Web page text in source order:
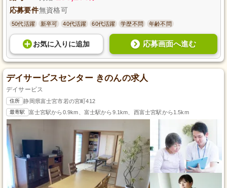
応募要件無資格可
50代活躍 新卒可 40代活躍 60代活躍 学歴不問 年齢不問
お気に入り に追加 応募画面へ進む
デイサービスセンター きのんの求人
デイサービス
住所 静岡県富士宮市若の宮町412
最寄駅 富士宮駅から0.9km、富士駅から9.1km、西富士宮駅から1.5km